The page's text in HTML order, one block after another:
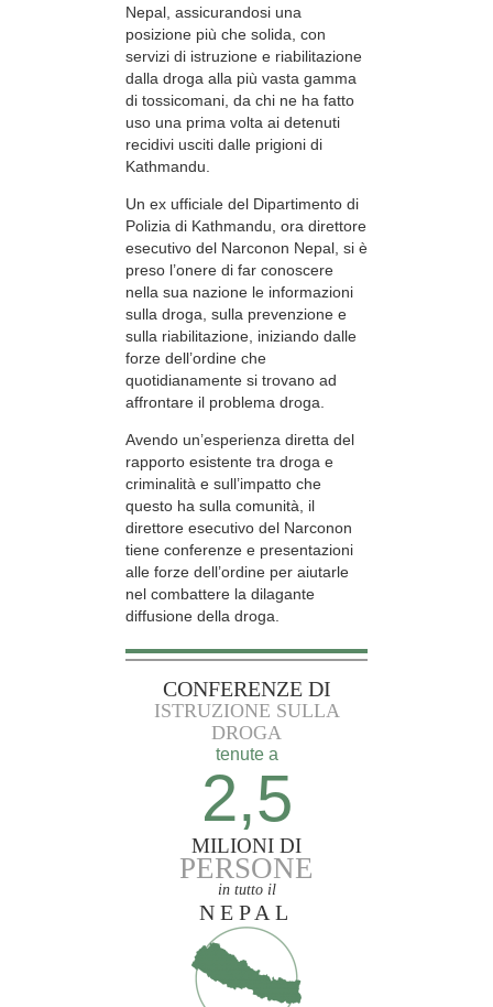
Nepal, assicurandosi una
posizione più che solida, con
servizi di istruzione e riabilitazione
dalla droga alla più vasta gamma
di tossicomani, da chi ne ha fatto
uso una prima volta ai detenuti
recidivi usciti dalle prigioni di
Kathmandu.
Un ex ufficiale del Dipartimento di
Polizia di Kathmandu, ora direttore
esecutivo del Narconon Nepal, si è
preso l’onere di far conoscere
nella sua nazione le informazioni
sulla droga, sulla prevenzione e
sulla riabilitazione, iniziando dalle
forze dell’ordine che
quotidianamente si trovano ad
affrontare il problema droga.
Avendo un’esperienza diretta del
rapporto esistente tra droga e
criminalità e sull’impatto che
questo ha sulla comunità, il
direttore esecutivo del Narconon
tiene conferenze e presentazioni
alle forze dell’ordine per aiutarle
nel combattere la dilagante
diffusione della droga.
CONFERENZE DI
ISTRUZIONE SULLA
DROGA
tenute a
2,5
MILIONI DI
PERSONE
in tutto il
NEPAL